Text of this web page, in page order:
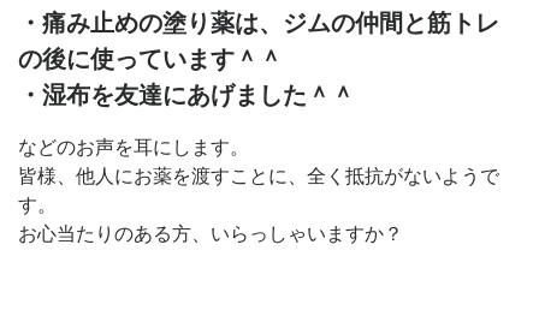
・痛み止めの塗り薬は、ジムの仲間と筋トレ
の後に使っています＾＾
・湿布を友達にあげました＾＾
などのお声を耳にします。
皆様、他人にお薬を渡すことに、全く抵抗がないようで
す。
お心当たりのある方、いらっしゃいますか？